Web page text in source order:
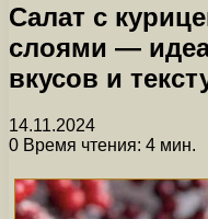
Салат с
слоями —
вкусов и
14.11.2024
0 Время чтения: 4 мин.